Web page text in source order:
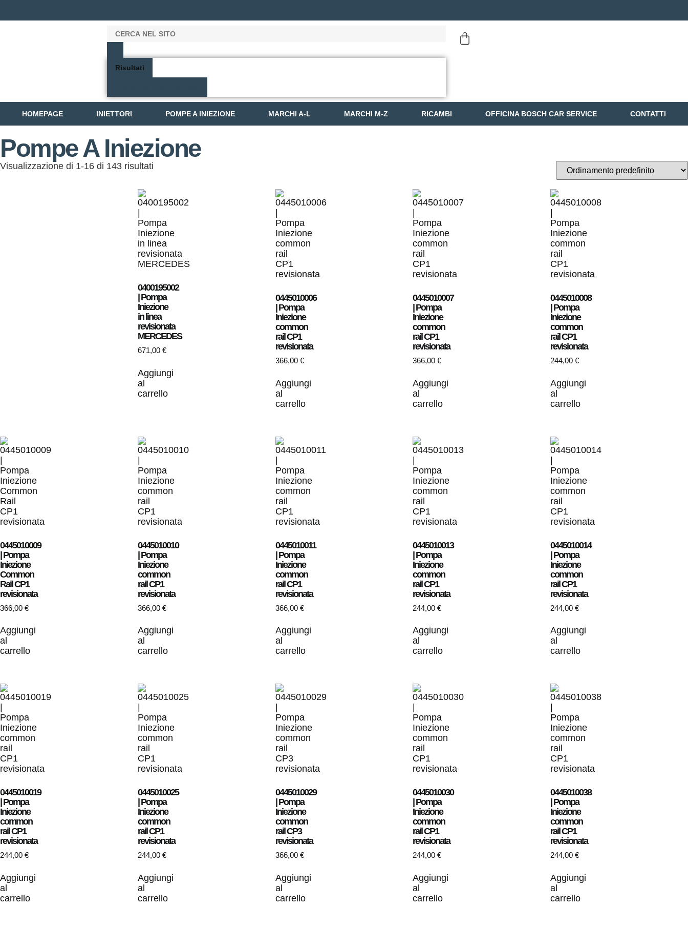
Risultati
HOMEPAGE INIETTORI POMPE A INIEZIONE MARCHI A-L MARCHI M-Z RICAMBI OFFICINA BOSCH CAR SERVICE CONTATTI
Pompe A Iniezione
Visualizzazione di 1-16 di 143 risultati
0400195002
| Pompa
Iniezione
in linea
revisionata
MERCEDES
671,00 €
Aggiungi
al
carrello
0445010006
| Pompa
Iniezione
common
rail CP1
revisionata
366,00 €
Aggiungi
al
carrello
0445010007
| Pompa
Iniezione
common
rail CP1
revisionata
366,00€
Aggiungi
al
carrello
0445010008
| Pompa
Iniezione
common
rail CP1
revisionata
244,00€
Aggiungi
al
carrello
0445010009
| Pompa
Iniezione
Common
Rail CP1
revisionata
366,00 €
Aggiungi
al
carrello
0445010010
| Pompa
Iniezione
common
rail CP1
revisionata
366,00 €
Aggiungi
al
carrello
0445010011
| Pompa
Iniezione
common
rail CP1
revisionata
366,00 €
Aggiungi
al
carrello
0445010013
| Pompa
Iniezione
common
rail CP1
revisionata
244,00€
Aggiungi
al
carrello
0445010014
| Pompa
Iniezione
common
rail CP1
revisionata
244,00€
Aggiungi
al
carrello
0445010019
| Pompa
Iniezione
common
rail CP1
revisionata
244,00 €
Aggiungi
al
carrello
0445010025
| Pompa
Iniezione
common
rail CP1
revisionata
244,00 €
Aggiungi
al
carrello
0445010029
| Pompa
Iniezione
common
rail CP3
revisionata
366,00 €
Aggiungi
al
carrello
0445010030
| Pompa
Iniezione
common
rail CP1
revisionata
244,00€
Aggiungi
al
carrello
0445010038
| Pompa
Iniezione
common
rail CP1
revisionata
244,00€
Aggiungi
al
carrello